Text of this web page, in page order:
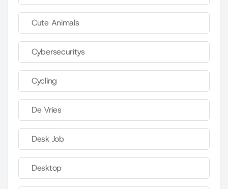
Cute Animals
Cybersecuritys
Cycling
De Vries
Desk Job
Desktop